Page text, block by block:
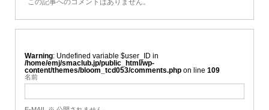
Warning : Undefined variable $user_ID in
/home/emj/smaclub.jp/public_html/wp-
content/themes/bloom_tcd053/comments.phpon line 109
名前